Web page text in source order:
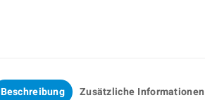
Beschreibung Zusätzliche Informationen